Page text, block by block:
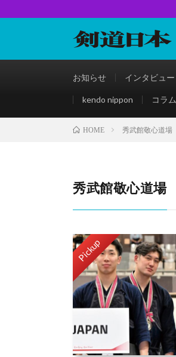
お知らせ インタビュー
kendo nippon コラム
HOME 秀武館敬心道場
秀武館敬心道場
Pickup